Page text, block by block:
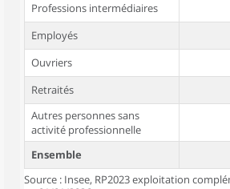
Professions intermédiaires
Employés
Ouvriers
Retraités
Autres personnes sans
activité professionnelle
Ensemble
Source : Insee, RP2023 exploitation